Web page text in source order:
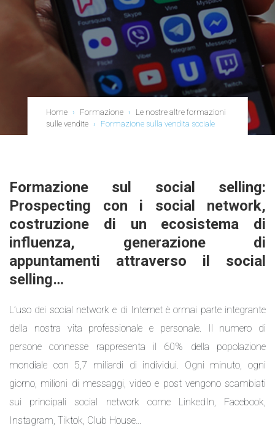
Home › Formazione ›
Le nostre altre formazioni
sulle vendite
› Formazione sulla vendita sociale
Formazione sul social selling:
Prospecting con i social network,
costruzione di un ecosistema di
influenza, generazione di
appuntamenti attraverso il social
selling…
L’uso dei social network e di Internet è ormai parte integrante
della nostra vita professionale e personale. Il numero di
persone connesse rappresenta il 60% della popolazione
mondiale con 5,7 miliardi di individui. Ogni minuto, ogni
giorno, milioni di messaggi, video e post vengono scambiati
sui principali social network come LinkedIn, Facebook,
Instagram, Tiktok, Club House…